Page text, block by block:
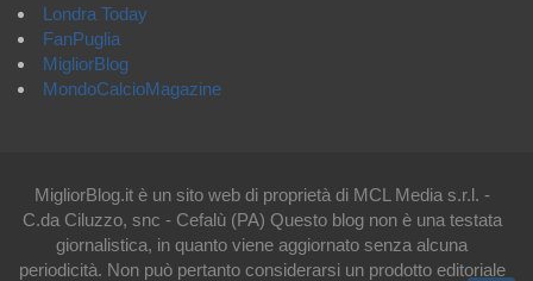
Londra Today
FanPuglia
MigliorBlog
MondoCalcioMagazine
MigliorBlog.it è un sito web di proprietà di MCL Media s.r.l. -
C.da Ciluzzo, snc - Cefalù (PA) Questo blog non è una testata
giornalistica, in quanto viene aggiornato senza alcuna
periodicità. Non può pertanto considerarsi un prodotto editoriale